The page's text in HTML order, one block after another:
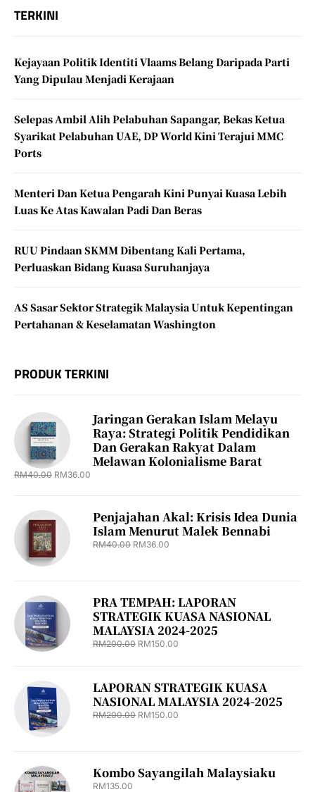
TERKINI
Kejayaan Politik Identiti Vlaams Belang Daripada Parti
Yang Dipulau Menjadi Kerajaan
Selepas Ambil Alih Pelabuhan Sapangar, Bekas Ketua
Syarikat Pelabuhan UAE, DP World Kini Terajui MMC
Ports
Menteri Dan Ketua Pengarah Kini Punyai Kuasa Lebih
Luas Ke Atas Kawalan Padi Dan Beras
RUU Pindaan SKMM Dibentang Kali Pertama,
Perluaskan Bidang Kuasa Suruhanjaya
AS Sasar Sektor Strategik Malaysia Untuk Kepentingan
Pertahanan & Keselamatan Washington
PRODUK TERKINI
Jaringan Gerakan Islam Melayu
Raya: Strategi Politik Pendidikan
Dan Gerakan Rakyat Dalam
Melawan Kolonialisme Barat
RM40.00 RM36.00
Penjajahan Akal: Krisis Idea Dunia
Islam Menurut Malek Bennabi
RM40.00 RM36.00
PRA TEMPAH: LAPORAN
STRATEGIK KUASA NASIONAL
MALAYSIA 2024-2025
RM200.00 RM150.00
LAPORAN STRATEGIK KUASA
NASIONAL MALAYSIA 2024-2025
RM200.00 RM150.00
Kombo Sayangilah Malaysiaku
RM135.00